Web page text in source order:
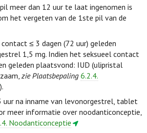
meer dan 12 uur te laat ingenomen is
het vergeten van de 1ste pil van de
≤ 3 dagen (72 uur) geleden
1,5 mg. Indien het seksueel contact
geleden plaatsvond: IUD (ulipristal
zie Plaatsbepaling 6.2.4.
).
uur na inname van levonorgestrel, tablet
meer informatie over noodanticonceptie,
Noodanticonceptie